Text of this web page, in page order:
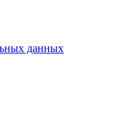
данных